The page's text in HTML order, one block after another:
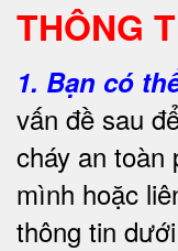
THÔNG
1. Bạn có
vấn đề sau
cháy an toàn
mình hoặc
thông tin